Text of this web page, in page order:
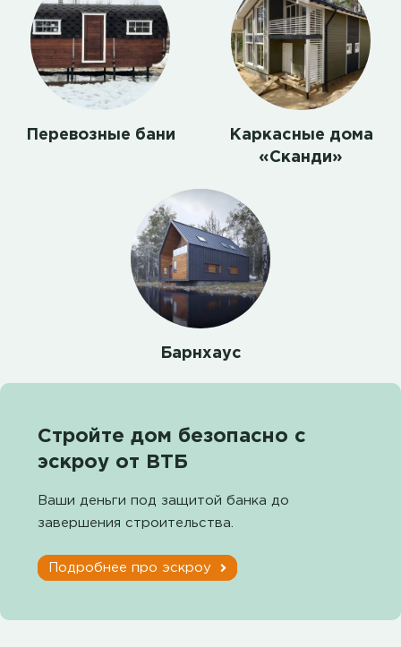
Перевозные бани
Каркасные дома
«Сканди»
Барнхаус
Стройте дом безопасно с
эскроу от ВТБ
Ваши деньги под защитой банка до
завершения строительства.
Подробнее про эскроу